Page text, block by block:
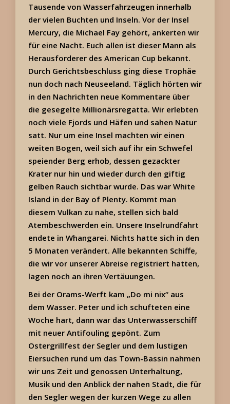
Tausende von Wasserfahrzeugen innerhalb
der vielen Buchten und Inseln. Vor der Insel
Mercury, die Michael Fay gehört, ankerten wir
für eine Nacht. Euch allen ist dieser Mann als
Herausforderer des American Cup bekannt.
Durch Gerichtsbeschluss ging diese Trophäe
nun doch nach Neuseeland. Täglich hörten wir
in den Nachrichten neue Kommentare über
die gesegelte Millionärsregatta. Wir erlebten
noch viele Fjords und Häfen und sahen Natur
satt. Nur um eine Insel machten wir einen
weiten Bogen, weil sich auf ihr ein Schwefel
speiender Berg erhob, dessen gezackter
Krater nur hin und wieder durch den giftig
gelben Rauch sichtbar wurde. Das war White
Island in der Bay of Plenty. Kommt man
diesem Vulkan zu nahe, stellen sich bald
Atembeschwerden ein. Unsere Inselrundfahrt
endete in Whangarei. Nichts hatte sich in den
5 Monaten verändert. Alle bekannten Schiffe,
die wir vor unserer Abreise registriert hatten,
lagen noch an ihren Vertäuungen.
Bei der Orams-Werft kam „Do mi nix“ aus
dem Wasser. Peter und ich schufteten eine
Woche hart, dann war das Unterwasserschiff
mit neuer Antifouling gepönt. Zum
Ostergrillfest der Segler und dem lustigen
Eiersuchen rund um das Town-Bassin nahmen
wir uns Zeit und genossen Unterhaltung,
Musik und den Anblick der nahen Stadt, die für
den Segler wegen der kurzen Wege zu allen